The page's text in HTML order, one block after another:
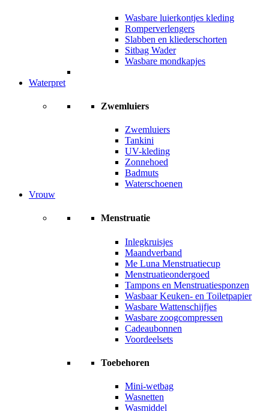
Wasbare luierkontjes kleding
Romperverlengers
Slabben en kliederschorten
Sitbag Wader
Wasbare mondkapjes
Waterpret
Zwemluiers
Zwemluiers
Tankini
UV-kleding
Zonnehoed
Badmuts
Waterschoenen
Vrouw
Menstruatie
Inlegkruisjes
Maandverband
Me Luna Menstruatiecup
Menstruatieondergoed
Tampons en Menstruatiesponzen
Wasbaar Keuken- en Toiletpapier
Wasbare Wattenschijfjes
Wasbare zoogcompressen
Cadeaubonnen
Voordeelsets
Toebehoren
Mini-wetbag
Wasnetten
Wasmiddel